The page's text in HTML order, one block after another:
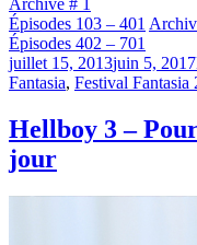
Épisodes 103 – 401
Épisodes 402 – 701
Publié
le
juillet 15, 2013juin 5, 2017
Fantasia, Festival Fantasia
Hellboy 3 –
jour